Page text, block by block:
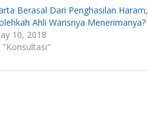
Berasal Dari Penghasilan Haram,
Ahli Warisnya Menerimanya?
10, 2018
"Konsultasi"